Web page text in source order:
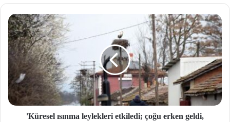
'Küresel ısınma leylekleri etkiledi; çoğu erken geldi,